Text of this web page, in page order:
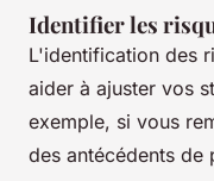
Identifier les
L'identification des
aider à ajuster vos
exemple, si vous
des antécédents de